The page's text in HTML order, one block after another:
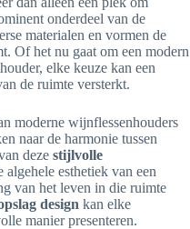
onderdeel van de
materialen en vormen de
Of het nu gaat om een modern
elke keuze kan een
de ruimte versterkt.
moderne wijnflessenhouders
naar de harmonie tussen
deze stijlvolle
algehele esthetiek van een
van het leven in die ruimte
design kan elke
manier presenteren.